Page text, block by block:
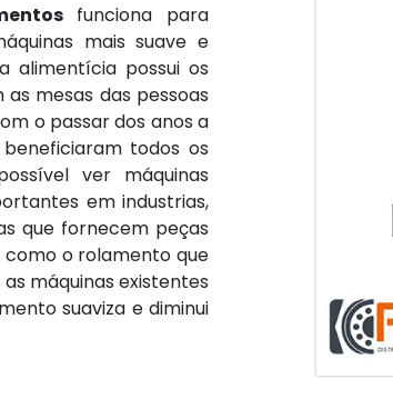
funciona para
mais suave e
alimentícia possui os
mesas das pessoas
o passar dos anos a
todos os
ver máquinas
em industrias,
que fornecem peças
como o rolamento que
máquinas existentes
suaviza e diminui